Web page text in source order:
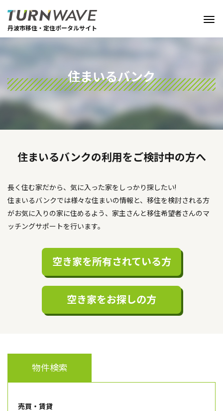
丹波市移住・定住ポータルサイト
住まいるバンク
住まいるバンクの利用をご検討中の方へ
長く住む家だから、気に入った家をしっかり探したい!
住まいるバンクでは様々な住まいの情報と、移住を検討される方
がお気に入りの家に住めるよう、家主さんと移住希望者さんのマ
ッチングサポートを行います。
空き家を所有されている方
空き家をお探しの方
物件検索
売買・賃貸